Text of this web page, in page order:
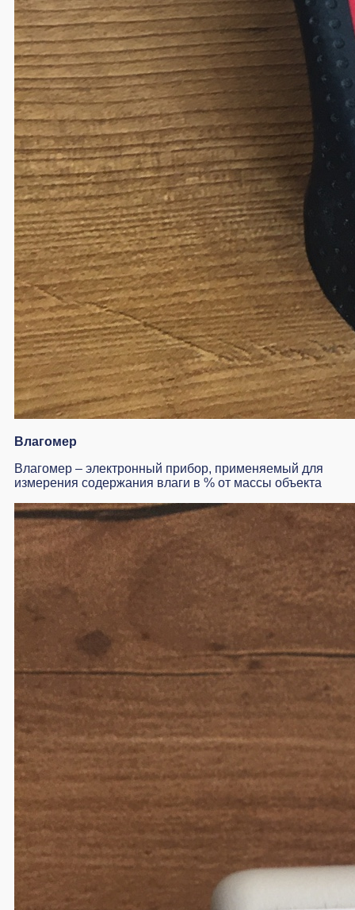
Влагомер
Влагомер – электронный прибор, применяемый для
измерения содержания влаги в % от массы объекта